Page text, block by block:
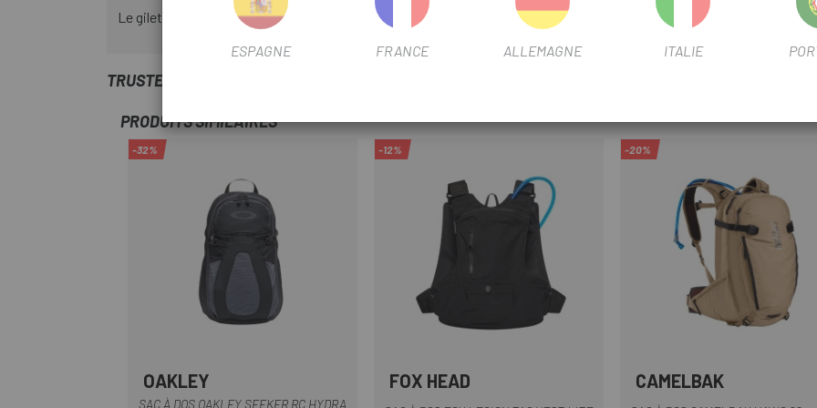
Le gilet L/XL est modélisé par Ali. Ali mesure 188 cm avec un tour de poitrine de 99 cm.
TRUSTED SHOPS REVIEWS
PRODUITS SIMILAIRES
-32%
OAKLEY
SAC À DOS OAKLEY SEEKER RC HYDRA
-12%
FOX HEAD
-20%
CAMELBAK
ESPAGNE FRANCE ALLEMAGNE ITALIE